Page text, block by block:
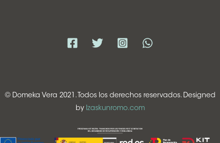
© Domeka Vera 2021. Todos los derechos reservados. Designed
by Izaskunromo.com